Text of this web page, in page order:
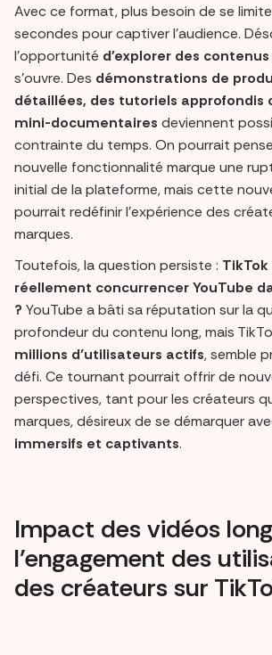
Avec ce format, plus besoin de se
secondes pour captiver l’audience.
l’opportunité d'explorer des
s’ouvre. Des démonstrations de
détaillées, des tutoriels approfondis
mini-documentaires deviennent
contrainte du temps. On pourrait
nouvelle fonctionnalité marque une
initial de la plateforme, mais cette
pourrait redéfinir l’expérience des
marques.
Toutefois, la question persiste :
réellement concurrencer YouTube
? YouTube a bâti sa réputation sur la
profondeur du contenu long, mais
millions d’utilisateurs actifs, semble
défi. Ce tournant pourrait offrir de
perspectives, tant pour les créateurs
marques, désireux de se démarquer
immersifs et captivants.
Impact des vidéos
l’engagement des
des créateurs sur